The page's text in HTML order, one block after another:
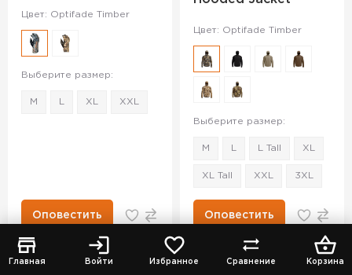
Главная Войти Избранное Сравнение Корзина
Цвет: Optifade Timber
Выберите размер:
M XL XXL
Оповестить
Цвет: Optifade Timber
Выберите размер:
M L Tall XL
XL Tall XXL 3XL
Оповестить